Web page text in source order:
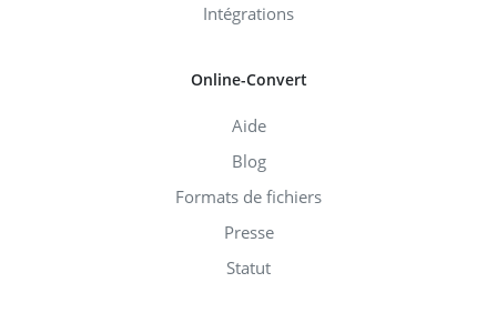
Intégrations
Online-Convert
Aide
Blog
Formats de fichiers
Presse
Statut